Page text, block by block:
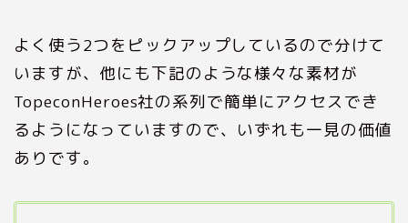
よく使う2つをピックアップしているので分けて
いますが、他にも下記のような様々な素材が
TopeconHeroes社の系列で簡単にアクセスでき
るようになっていますので、いずれも一見の価値
ありです。